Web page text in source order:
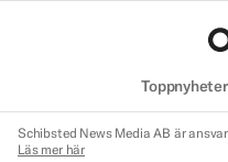
Toppnyheter
Schibsted News Media AB är
Läs mer här